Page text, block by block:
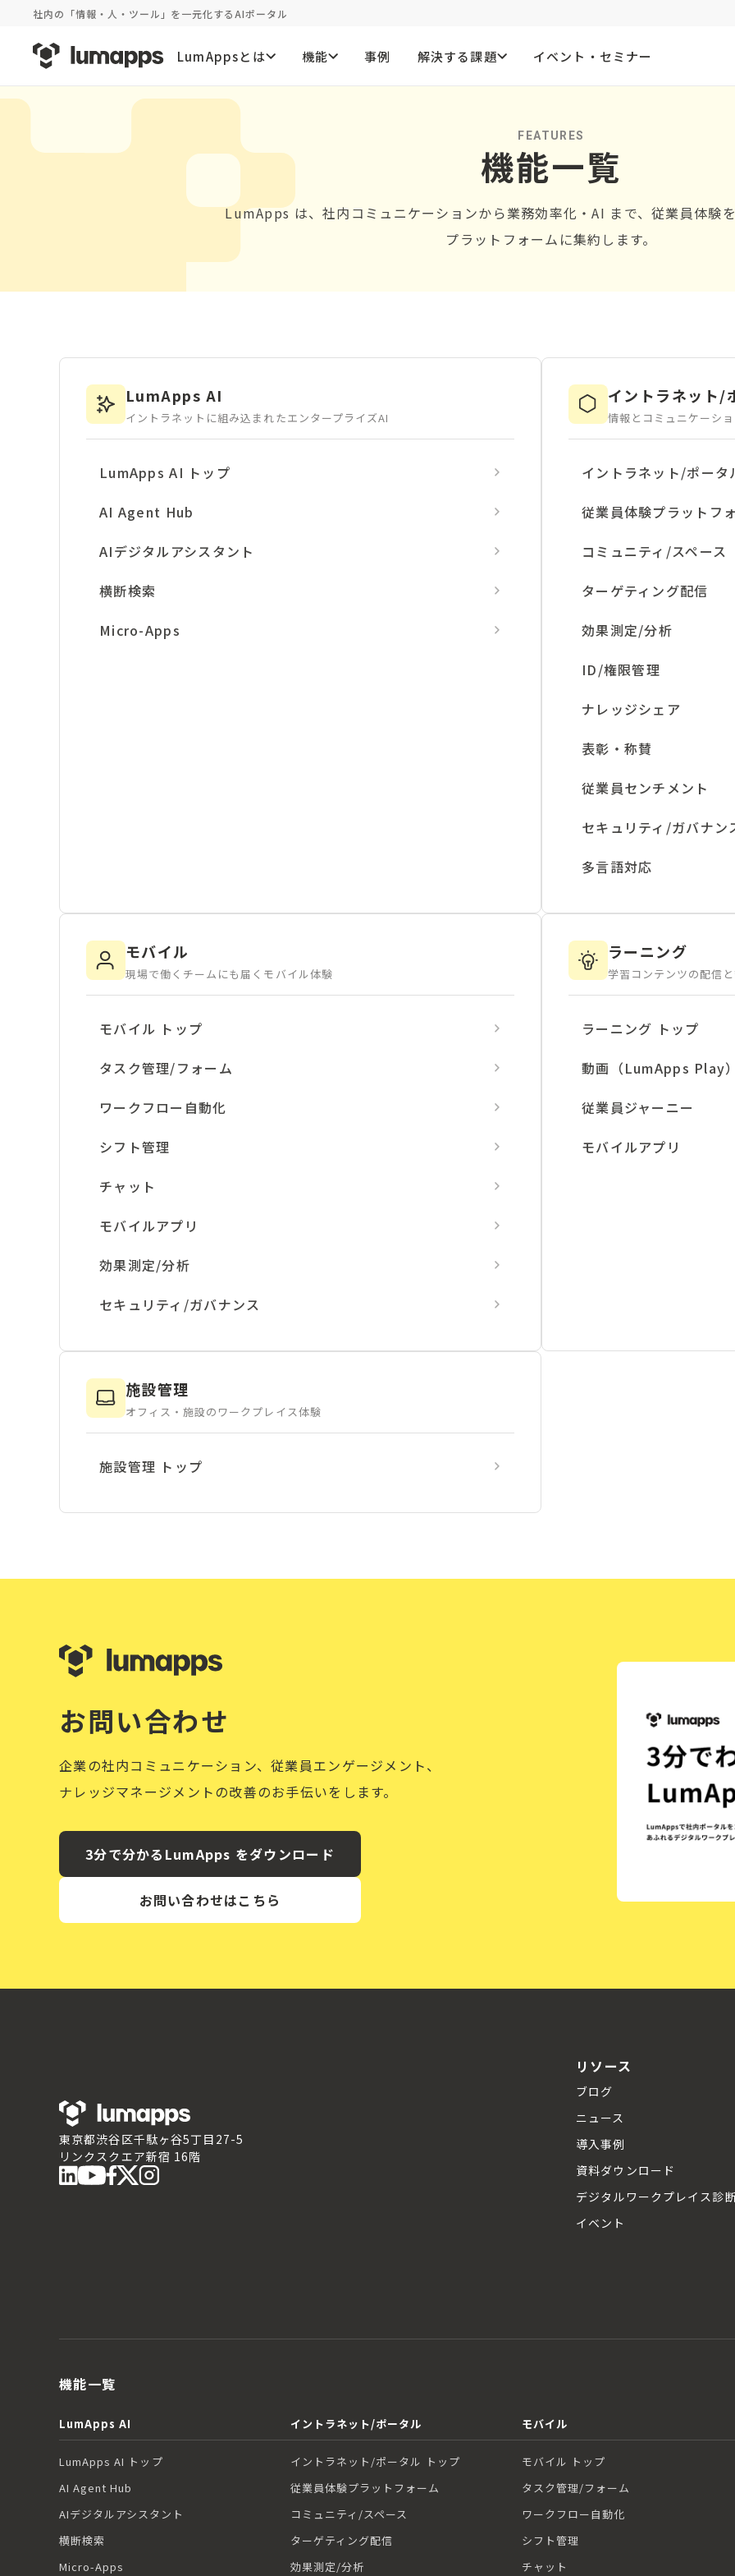
社内の「情報・人・ツール」を一元化するAIポータル
LumAppsとは 機能 事例 解決する課題 イベント・セミナー
FEATURES
機能一覧
LumApps は、社内コミュニケーションから業務効率化・AI まで、従業員体験
プラットフォームに集約します。
LumApps AI
イントラネットに組み込まれたエンタープライズAI
LumApps AI トップ
AI Agent Hub
AIデジタルアシスタント
横断検索
Micro-Apps
イントラネット/
情報とコミュニケーシ
イントラネット/ポータ
従業員体験プラットフ
コミュニティ/スペース
ターゲティング配信
効果測定/分析
ID/権限管理
ナレッジシェア
表彰・称賛
従業員センチメント
セキュリティ/ガバナン
多言語対応
モバイル
現場で働くチームにも届くモバイル体験
モバイル トップ
タスク管理/フォーム
ワークフロー自動化
シフト管理
チャット
モバイルアプリ
効果測定/分析
セキュリティ/ガバナンス
ラーニング
学習コンテンツの配信
ラーニング トップ
動画（LumApps Play）
従業員ジャーニー
モバイルアプリ
施設管理
オフィス・施設のワークプレイス体験
施設管理 トップ
お問い合わせ
企業の社内コミュニケーション、従業員エンゲージメント、
ナレッジマネージメントの改善のお手伝いをします。
3分で分かるLumApps をダウンロード
お問い合わせはこちら
東京都渋谷区千駄ヶ谷5丁目27-5
リンクスクエア新宿 16階
リソース
ブログ
ニュース
導入事例
資料ダウンロード
デジタルワークプレイス診
イベント
機能一覧
LumApps AI
LumApps AI トップ
AI Agent Hub
AIデジタルアシスタント
横断検索
Micro-Apps
イントラネット/ポータル
イントラネット/ポータル トップ
従業員体験プラットフォーム
コミュニティ/スペース
ターゲティング配信
効果測定/分析
モバイル
モバイル トップ
タスク管理/フォーム
ワークフロー自動化
シフト管理
チャット